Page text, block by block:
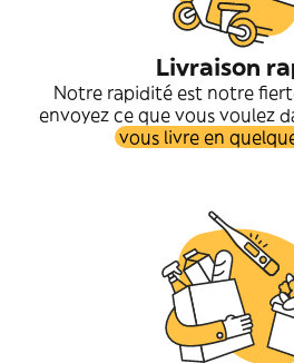
Livraison
Notre rapidité est notre
envoyez ce que vous voulez
vous livre en